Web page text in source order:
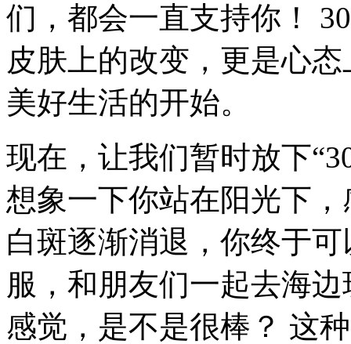
们，都会一直支持你！
皮肤上的改变，更是心
美好生活的开始。
现在，让我们暂时放下
想象一下你站在阳光下
白斑逐渐消退，你终于
服，和朋友们一起去海
感觉，是不是很棒？ 这